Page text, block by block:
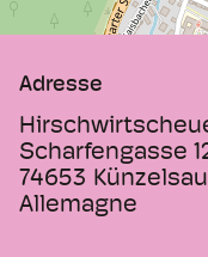
Adresse
Scharfengasse
74653 Künzelsau
Allemagne